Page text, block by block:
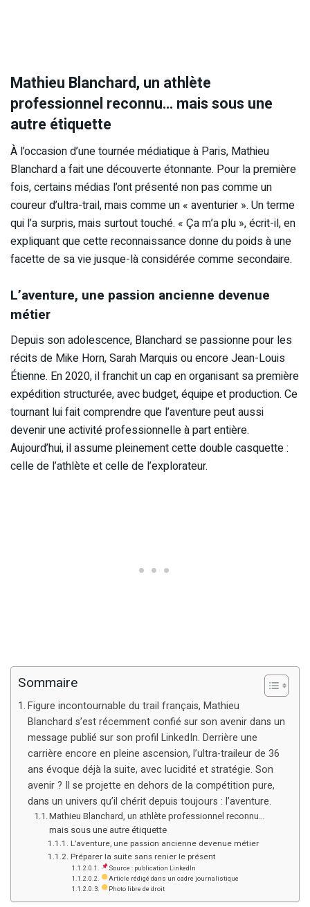
Mathieu Blanchard, un athlète
professionnel reconnu… mais sous une
autre étiquette
À l’occasion d’une tournée médiatique à Paris, Mathieu
Blanchard a fait une découverte étonnante. Pour la première
fois, certains médias l’ont présenté non pas comme un
coureur d’ultra-trail, mais comme un « aventurier ». Un terme
qui l’a surpris, mais surtout touché. « Ça m’a plu », écrit-il, en
expliquant que cette reconnaissance donne du poids à une
facette de sa vie jusque-là considérée comme secondaire.
L’aventure, une passion ancienne devenue
métier
Depuis son adolescence, Blanchard se passionne pour les
récits de Mike Horn, Sarah Marquis ou encore Jean-Louis
Étienne. En 2020, il franchit un cap en organisant sa première
expédition structurée, avec budget, équipe et production. Ce
tournant lui fait comprendre que l’aventure peut aussi
devenir une activité professionnelle à part entière.
Aujourd’hui, il assume pleinement cette double casquette :
celle de l’athlète et celle de l’explorateur.
Sommaire
Figure incontournable du trail français, Mathieu
Blanchard s’est récemment confié sur son avenir dans un
message publié sur son profil LinkedIn. Derrière une
carrière encore en pleine ascension, l’ultra-traileur de 36
ans évoque déjà la suite, avec lucidité et stratégie. Son
avenir ? Il se projette en dehors de la compétition pure,
dans un univers qu’il chérit depuis toujours : l’aventure.
Mathieu Blanchard, un athlète professionnel reconnu…
mais sous une autre étiquette
L’aventure, une passion ancienne devenue métier
Préparer la suite sans renier le présent
Source : publication LinkedIn
Article rédigé dans un cadre journalistique
Photo libre de droit